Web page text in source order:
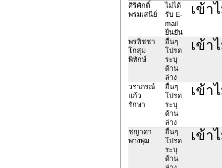
ศิริศักดิ์
พรมเสนีย์
ไม่ได้
รับ E-
mail
ยืนยัน
เข้า
พรพิชชา
โกสุม
พิทักษ์
อื่นๆ
โปรด
ระบุ
ด้าน
ล่าง
เข้า
วราภรณ์
แก้ว
รักษา
อื่นๆ
โปรด
ระบุ
ด้าน
ล่าง
เข้า
ชญาดา
พวงพุ่ม
อื่นๆ
โปรด
ระบุ
ด้าน
เข้า